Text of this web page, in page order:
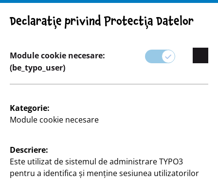
Scriere
articole de papetărie are tot ce vă trebuie pentru a
scrie.
Declarație privind Protecția Datelor
Module cookie necesare:
(be_typo_user)
Kategorie:
Module cookie necesare
Descriere:
Este utilizat de sistemul de administrare TYPO3
pentru a identifica și menține sesiunea utilizatorilor